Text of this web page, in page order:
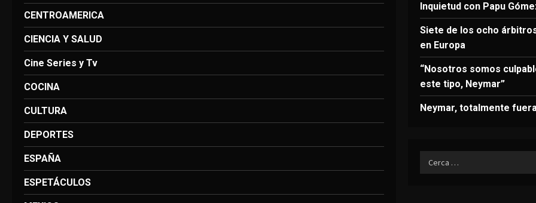
CENTROAMERICA
CIENCIA Y SALUD
Cine Series y Tv
COCINA
CULTURA
DEPORTES
ESPAÑA
ESPETÁCULOS
Inquietud con Papu
Siete de los ocho
en Europa
“Nosotros somos
este tipo, Neymar”
Neymar, totalmente
Ricerca
per: